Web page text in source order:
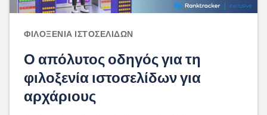
ΦΙΛΟΞΕΝΊΑ ΙΣΤΟΣΕΛΊΔΩΝ
Ο απόλυτος οδηγός για τη
φιλοξενία ιστοσελίδων για
αρχάριους